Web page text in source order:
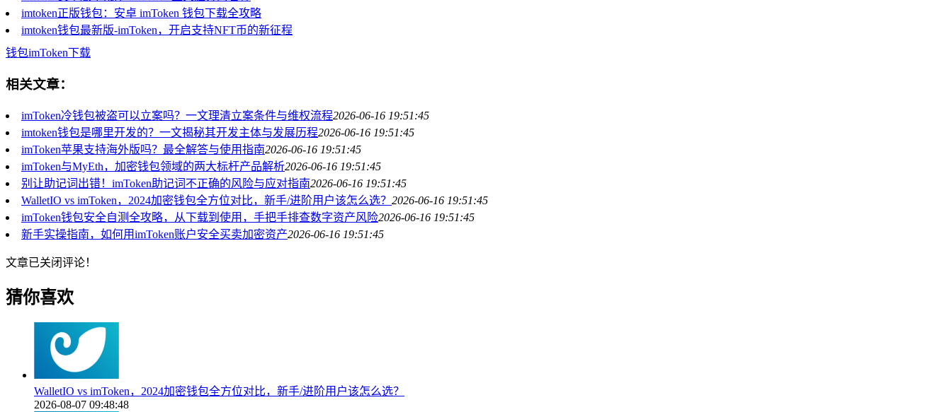
imtoken正版钱包：安卓 imToken 钱包下载全攻略
imtoken钱包最新版-imToken，开启支持NFT币的新征程
钱包imToken下载
相关文章：
imToken冷钱包被盗可以立案吗？一文理清立案条件与维权流程2026-06-16 19:51:45
imtoken钱包是哪里开发的？一文揭秘其开发主体与发展历程2026-06-16 19:51:45
imToken苹果支持海外版吗？最全解答与使用指南2026-06-16 19:51:45
imToken与MyEth，加密钱包领域的两大标杆产品解析2026-06-16 19:51:45
别让助记词出错！imToken助记词不正确的风险与应对指南2026-06-16 19:51:45
WalletIO vs imToken，2024加密钱包全方位对比，新手/进阶用户该怎么选？ 2026-06-16 19:51:45
imToken钱包安全自测全攻略，从下载到使用，手把手排查数字资产风险2026-06-16 19:51:45
新手实操指南，如何用imToken账户安全买卖加密资产2026-06-16 19:51:45
文章已关闭评论！
猜你喜欢
WalletIO vs imToken，2024加密钱包全方位对比，新手/进阶用户该怎么选？
2026-08-07 09:48:48